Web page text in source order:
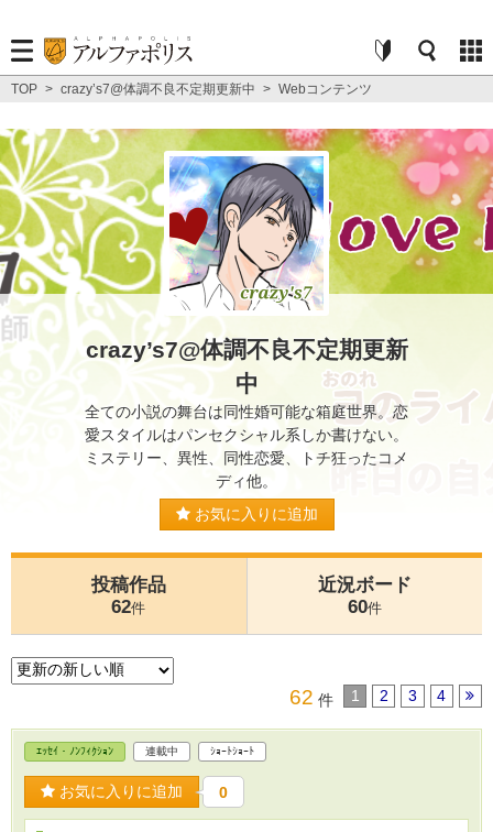
TOP > crazy’s7@体調不良不定期更新中 > Webコンテンツ
crazy’s7@体調不良不定期更新
中
全ての小説の舞台は同性婚可能な箱庭世界。恋
愛スタイルはパンセクシャル系しか書けない。
ミステリー、異性、同性恋愛、トチ狂ったコメ
ディ他。
お気に入りに追加
投稿作品
62件
近況ボード
60件
62 件 1 2 3 4
ｴｯｾｲ・ﾉﾝﾌｨｸｼｮﾝ 連載中 ｼｮｰﾄｼｮｰﾄ
お気に入りに追加 0